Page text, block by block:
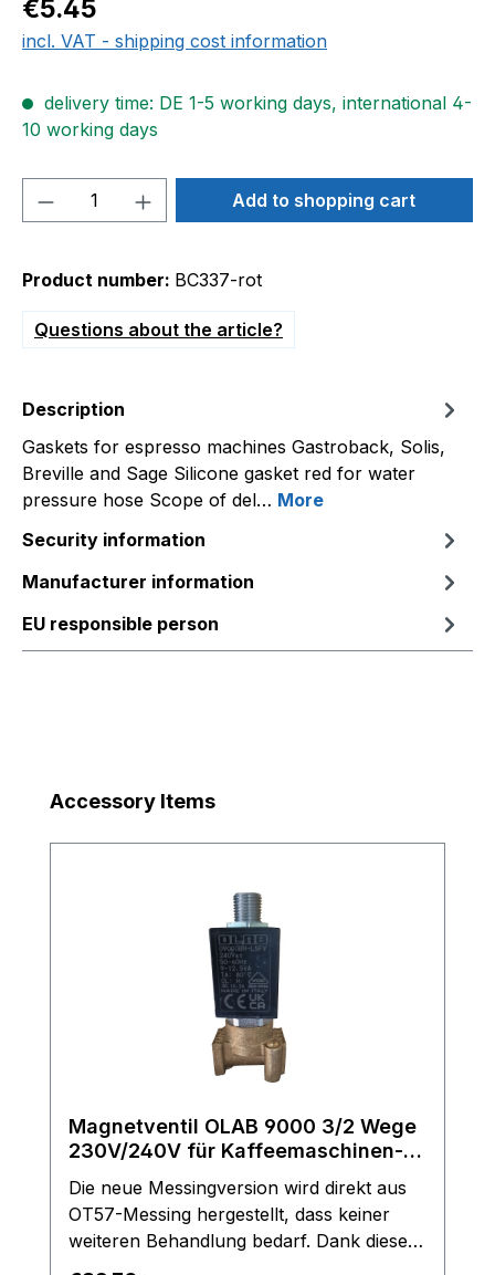
€5.45
incl. VAT - shipping cost information
delivery time: DE 1-5 working days, international 4-
10 working days
Product Quantity: Enter the desired
Add to shopping cart
Product number: BC337-rot
Questions about the article?
Description
Gaskets for espresso machines Gastroback, Solis,
Breville and Sage Silicone gasket red for water
pressure hose Scope of del… More
Security information
Manufacturer information
EU responsible person
Skip product gallery
Accessory Items
Magnetventil OLAB 9000 3/2 Wege
230V/240V für Kaffeemaschinen-
Die neue Messingversion wird direkt aus
OT57-Messing hergestellt, dass keiner
weiteren Behandlung bedarf. Dank dieser
Materialanpassung ist das Produkt noch